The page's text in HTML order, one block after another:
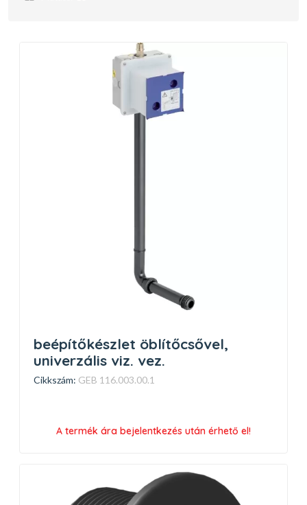
beépítőkészlet öblítőcsővel,
univerzális viz. vez.
Cikkszám: GEB 116.003.00.1
A termék ára bejelentkezés után érhető el!